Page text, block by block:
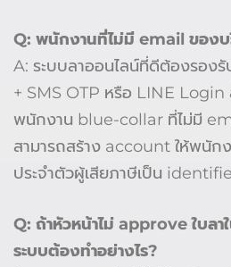
Q: พนักงานที่ไม่มี email ของบ
A: ระบบลาออนไลน์ที่ดีต้องรอง
+ SMS OTP หรือ LINE Login
พนักงาน blue-collar ที่ไม่มี
สามารถสร้าง account ให้พนักง
ประจำตัวผู้เสียภาษีเป็น
Q: ถ้าหัวหน้าไม่ approve ใบล
ระบบต้องทำอย่างไร?